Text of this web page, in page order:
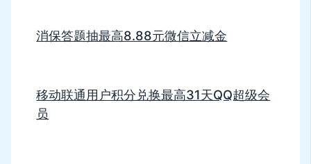
消保答题抽最高8.88元微信立减金
移动联通用户积分兑换最高31天QQ超级会
员